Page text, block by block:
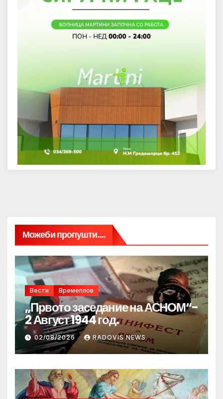
Можеби пропушти....
Вести Времеплов
„Првото заседание на АСНОМ“-
2 Август 1944 год.
02/08/2026 RADOVIS NEWS